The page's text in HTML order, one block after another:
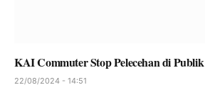
KAI Commuter Stop Pelecehan di Publik
22/08/2024 - 14:51